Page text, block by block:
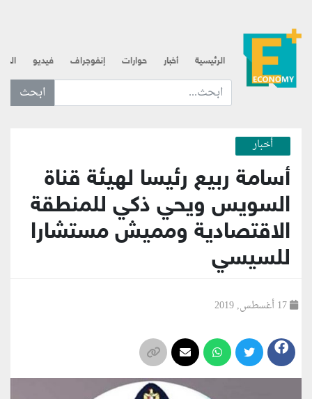
الرئيسية أخبار حوارات إنفوجراف فيديو
ابحث عن... :
أخبار
أسامة ربيع رئيسا لهيئة قناة
السويس ويحي ذكي للمنطقة
الاقتصادية ومميش مستشارا
للسيسي